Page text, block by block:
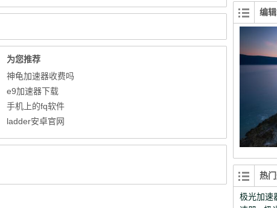
为您推荐
神龟加速器收费吗
e9加速器下载
手机上的fq软件
ladder安卓官网
编
热
极光加速